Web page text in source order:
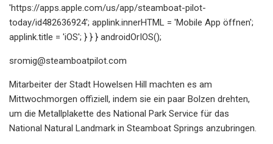
'https://apps.apple.com/us/app/steamboat-pilot-
today/id482636924'; applink.innerHTML = 'Mobile App öffnen';
applink.title = 'iOS'; } } } androidOrIOS();
sromig@steamboatpilot.com
Mitarbeiter der Stadt Howelsen Hill machten es am
Mittwochmorgen offiziell, indem sie ein paar Bolzen drehten,
um die Metallplakette des National Park Service für das
National Natural Landmark in Steamboat Springs anzubringen.